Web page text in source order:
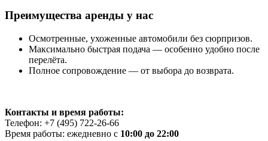
Преимущества аренды у нас
Осмотренные, ухоженные автомобили без сюрпризов.
Максимально быстрая подача — особенно удобно после
перелёта.
Полное сопровождение — от выбора до возврата.
Контакты и время работы:
Телефон: +7 (495) 722-26-66
Время работы: ежедневно с 10:00 до 22:00